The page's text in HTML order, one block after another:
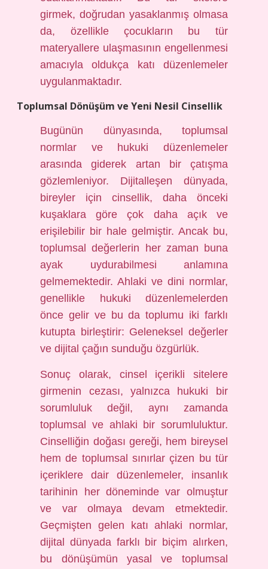
girmek, doğrudan yasaklanmış olmasa
da, özellikle çocukların bu tür
materyallere ulaşmasının engellenmesi
amacıyla oldukça katı düzenlemeler
uygulanmaktadır.
Toplumsal Dönüşüm ve Yeni Nesil Cinsellik
Bugünün dünyasında, toplumsal
normlar ve hukuki düzenlemeler
arasında giderek artan bir çatışma
gözlemleniyor. Dijitalleşen dünyada,
bireyler için cinsellik, daha önceki
kuşaklara göre çok daha açık ve
erişilebilir bir hale gelmiştir. Ancak bu,
toplumsal değerlerin her zaman buna
ayak uydurabilmesi anlamına
gelmemektedir. Ahlaki ve dini normlar,
genellikle hukuki düzenlemelerden
önce gelir ve bu da toplumu iki farklı
kutupta birleştirir: Geleneksel değerler
ve dijital çağın sunduğu özgürlük.
Sonuç olarak, cinsel içerikli sitelere
girmenin cezası, yalnızca hukuki bir
sorumluluk değil, aynı zamanda
toplumsal ve ahlaki bir sorumluluktur.
Cinselliğin doğası gereği, hem bireysel
hem de toplumsal sınırlar çizen bu tür
içeriklere dair düzenlemeler, insanlık
tarihinin her döneminde var olmuştur
ve var olmaya devam etmektedir.
Geçmişten gelen katı ahlaki normlar,
dijital dünyada farklı bir biçim alırken,
bu dönüşümün yasal ve toplumsal